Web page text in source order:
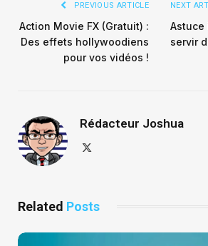
PREVIOUS ARTICLE
Action Movie FX (Gratuit) :
Des effets hollywoodiens
pour vos vidéos !
NEXT
Astuce
servir
Rédacteur Joshua
Related Posts